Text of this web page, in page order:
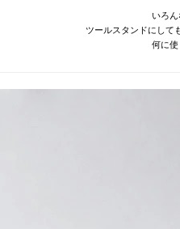
いろ
ツールスタンドにして
何に